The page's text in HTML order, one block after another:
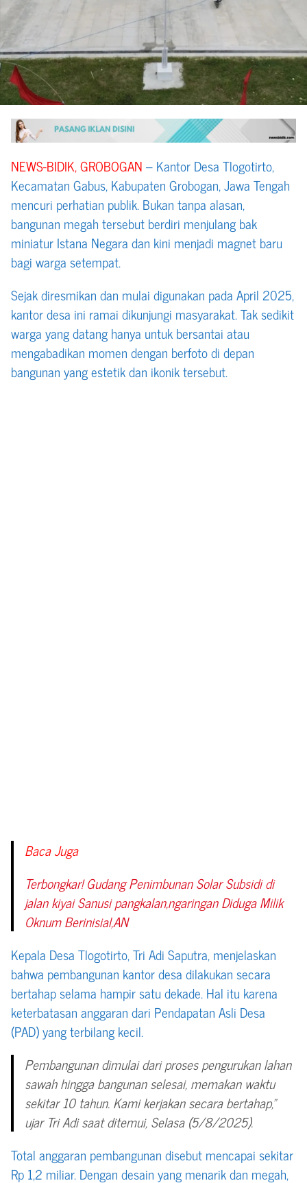
NEWS-BIDIK, GROBOGAN– Kantor Desa Tlogotirto,
Kecamatan Gabus, Kabupaten Grobogan, Jawa Tengah
mencuri perhatian publik. Bukan tanpa alasan,
bangunan megah tersebut berdiri menjulang bak
miniatur Istana Negara dan kini menjadi magnet baru
bagi warga setempat.
Sejak diresmikan dan mulai digunakan pada April 2025,
kantor desa ini ramai dikunjungi masyarakat. Tak sedikit
warga yang datang hanya untuk bersantai atau
mengabadikan momen dengan berfoto di depan
bangunan yang estetik dan ikonik tersebut.
Baca Juga
Terbongkar! Gudang Penimbunan Solar Subsidi di
jalan kiyai Sanusi pangkalan,ngaringan Diduga Milik
Oknum Berinisial,AN
Kepala Desa Tlogotirto, Tri Adi Saputra, menjelaskan
bahwa pembangunan kantor desa dilakukan secara
bertahap selama hampir satu dekade. Hal itu karena
keterbatasan anggaran dari Pendapatan Asli Desa
(PAD) yang terbilang kecil.
Pembangunan dimulai dari proses pengurukan lahan
sawah hingga bangunan selesai, memakan waktu
sekitar 10 tahun. Kami kerjakan secara bertahap,”
ujar Tri Adi saat ditemui, Selasa (5/8/2025).
Total anggaran pembangunan disebut mencapai sekitar
Rp 1,2 miliar. Dengan desain yang menarik dan megah,